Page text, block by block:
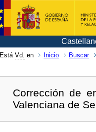
Está Vd. en Inicio Buscar
Corrección de
Valenciana de